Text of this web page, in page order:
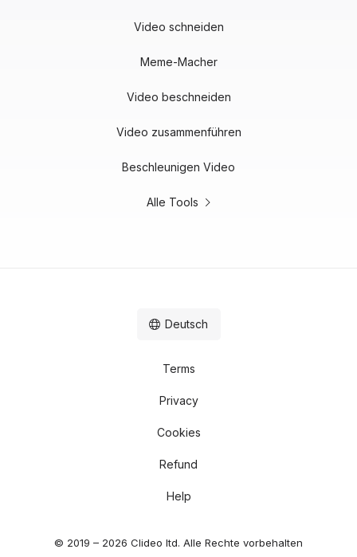
Video schneiden
Meme-Macher
Video beschneiden
Video zusammenführen
Beschleunigen Video
Alle Tools
© 2019 – 2026 Clideo ltd. Alle Rechte vorbehalten
Terms
Privacy
Cookies
Refund
Help
Deutsch